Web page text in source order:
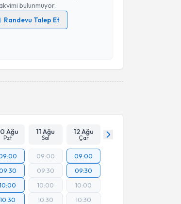
bulunmuyor.
Randevu Talep Et
ilişkinAydınlatma Metni
Talebini Gönder
Ağu
Pzt
11 Ağu
Sal
12 Ağu
Çar
10:00
10:30
09:00
09:30
10:00
10:30
09:00
09:30
10:00
10:30